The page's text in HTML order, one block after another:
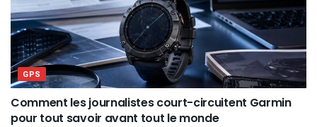
GPS
Comment les journalistes court-circuitent Garmin
pour tout savoir avant tout le monde